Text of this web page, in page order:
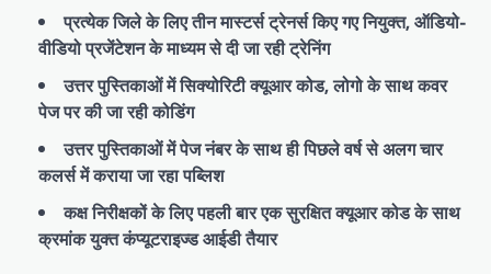
प्रत्येक जिले के लिए तीन मास्टर्स ट्रेनर्स किए गए नियुक्त, ऑडियो-
वीडियो प्रजेंटेशन के माध्यम से दी जा रही ट्रेनिंग
उत्तर पुस्तिकाओं में सिक्योरिटी क्यूआर कोड, लोगो के साथ कवर
पेज पर की जा रही कोडिंग
उत्तर पुस्तिकाओं में पेज नंबर के साथ ही पिछले वर्ष से अलग चार
कलर्स में कराया जा रहा पब्लिश
कक्ष निरीक्षकों के लिए पहली बार एक सुरक्षित क्यूआर कोड के साथ
क्रमांक युक्त कंप्यूटराइज्ड आईडी तैयार